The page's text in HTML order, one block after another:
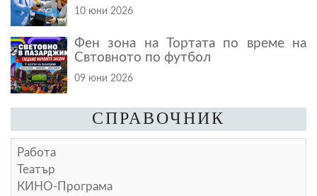
10 юни 2026
Фен зона на Тортата по време на
Свтовното по футбол
09 юни 2026
СПРАВОЧНИК
Работа
Театър
КИНО-Програма